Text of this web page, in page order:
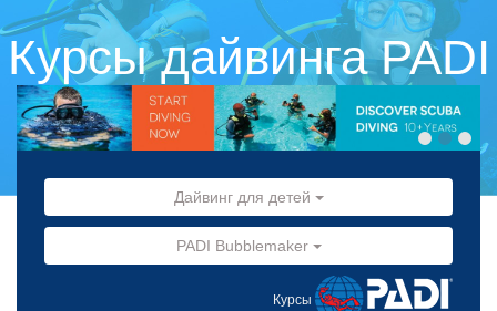
Курсы дайвинга PADI
Дайвинг для детей
PADI Bubblemaker
Курсы